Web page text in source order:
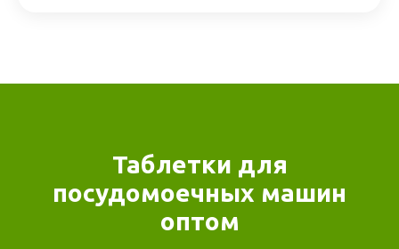
Таблетки для
посудомоечных машин
оптом